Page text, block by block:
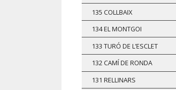
135 COLLBAIX
134 EL MONTGOI
133 TURÓ DE L’ESCLET
132 CAMÍ DE RONDA
131 RELLINARS